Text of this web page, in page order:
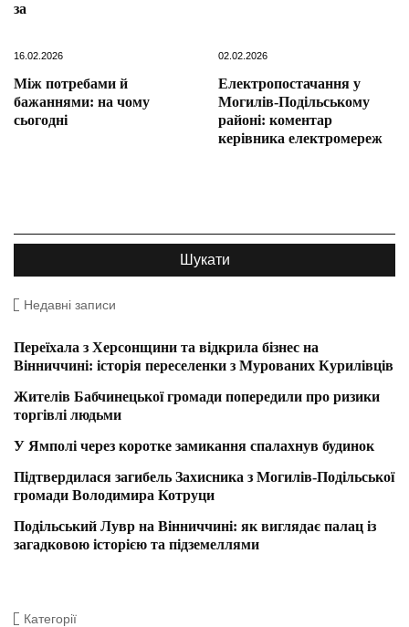
за
16.02.2026
Між потребами й
бажаннями: на чому
сьогодні
02.02.2026
Електропостачання у
Могилів-Подільському
районі: коментар
керівника електромереж
Недавні записи
Переїхала з Херсонщини та відкрила бізнес на
Вінниччині: історія переселенки з Мурованих Курилівців
Жителів Бабчинецької громади попередили про ризики
торгівлі людьми
У Ямполі через коротке замикання спалахнув будинок
Підтвердилася загибель Захисника з Могилів-Подільської
громади Володимира Котруци
Подільський Лувр на Вінниччині: як виглядає палац із
загадковою історією та підземеллями
Категорії